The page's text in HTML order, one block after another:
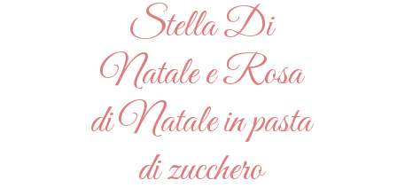
Stella Di
Natale e Rosa
di Natale in pasta
di zucchero